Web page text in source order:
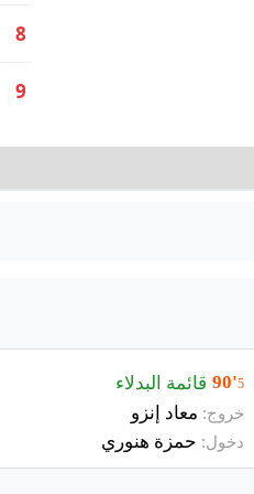
8
9
90'5 قائمة البدلاء
خروج: معاد إنزو
دخول: حمزة هنوري